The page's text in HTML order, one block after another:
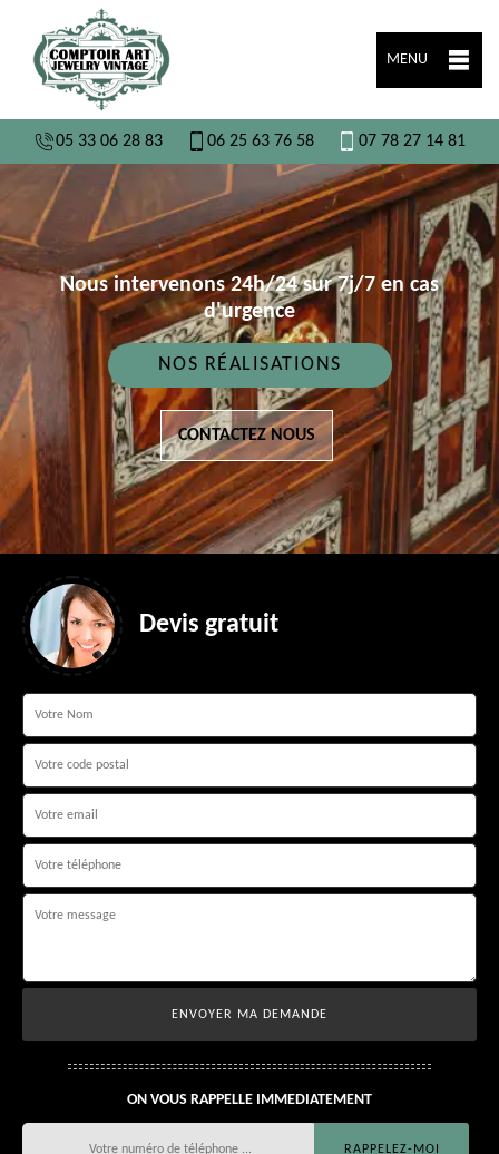
MENU
05 33 06 28 83 06 25 63 76 58 07 78 27 14 81
Nous intervenons 24h/24 sur 7j/7 en cas
d'urgence
NOS RÉALISATIONS
CONTACTEZ NOUS
Devis gratuit
ON VOUS RAPPELLE IMMEDIATEMENT